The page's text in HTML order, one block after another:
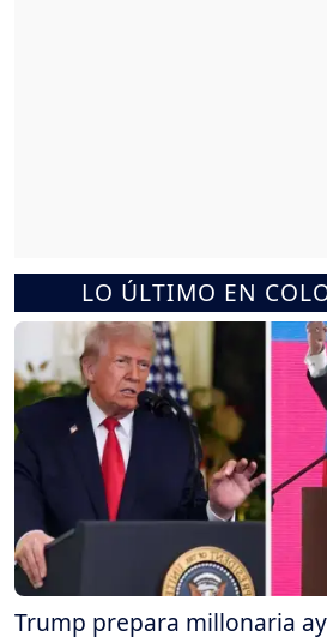
LO ÚLTIMO EN
Trump prepara millonaria